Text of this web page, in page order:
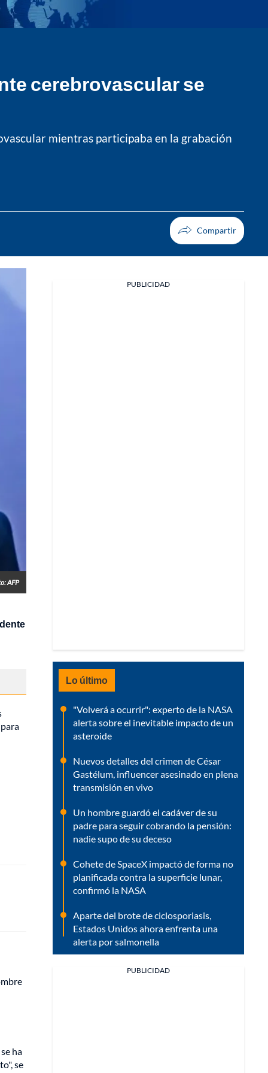
cerebrovascular se
mientras participaba en la grabación
AFP
ha
se
PUBLICIDAD
Lo último
"Volverá a ocurrir": experto de la NASA
alerta sobre el inevitable impacto de un
asteroide
Nuevos detalles del crimen de César
Gastélum, influencer asesinado en plena
transmisión en vivo
Un hombre guardó el cadáver de su
padre para seguir cobrando la pensión:
nadie supo de su deceso
Cohete de SpaceX impactó de forma no
planificada contra la superficie lunar,
confirmó la NASA
Aparte del brote de ciclosporiasis,
Estados Unidos ahora enfrenta una
alerta por salmonella
PUBLICIDAD